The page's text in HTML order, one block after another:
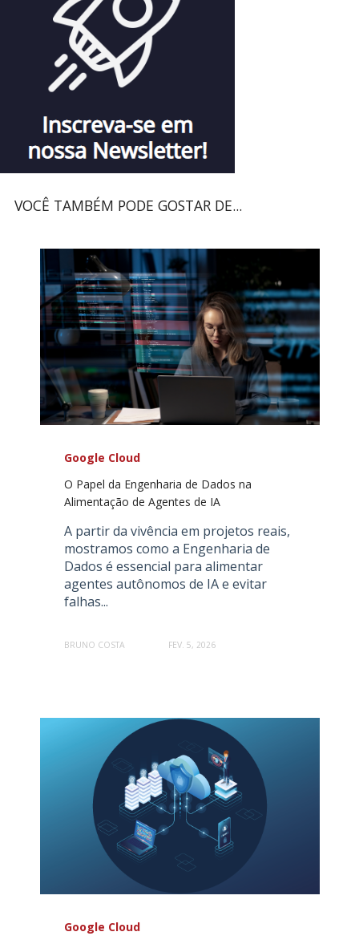
VOCÊ TAMBÉM PODE GOSTAR DE...
Google Cloud
O Papel da Engenharia de Dados na
Alimentação de Agentes de IA
A partir da vivência em projetos reais,
mostramos como a Engenharia de
Dados é essencial para alimentar
agentes autônomos de IA e evitar
falhas...
BRUNO COSTA FEV. 5, 2026
Google Cloud